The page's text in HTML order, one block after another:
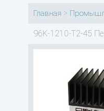
Главная >
96K-1210-T2-45